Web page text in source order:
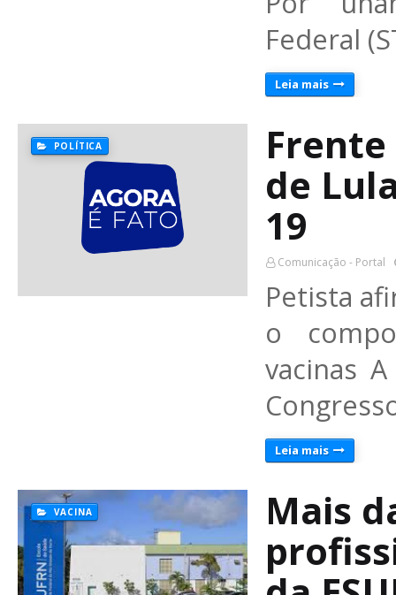
Federal
Leia mais
POLÍTICA
de
19
Comunicação - Portal
Petista
o
vacinas
Leia mais
VACINA
Mais